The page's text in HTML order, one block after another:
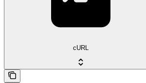
cURL